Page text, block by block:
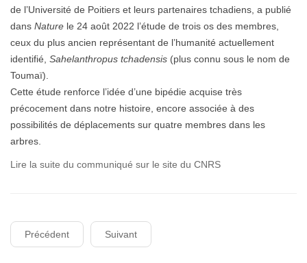
de l’Université de Poitiers et leurs partenaires tchadiens, a publié
dans Nature le 24 août 2022 l’étude de trois os des membres,
ceux du plus ancien représentant de l’humanité actuellement
identifié, Sahelanthropus tchadensis (plus connu sous le nom de
Toumaï).
Cette étude renforce l’idée d’une bipédie acquise très
précocement dans notre histoire, encore associée à des
possibilités de déplacements sur quatre membres dans les
arbres.
Lire la suite du communiqué sur le site du CNRS
Précédent Suivant